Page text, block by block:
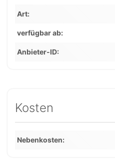
Art
verfügbar ab
Anbieter-ID
Kosten
Nebenkosten